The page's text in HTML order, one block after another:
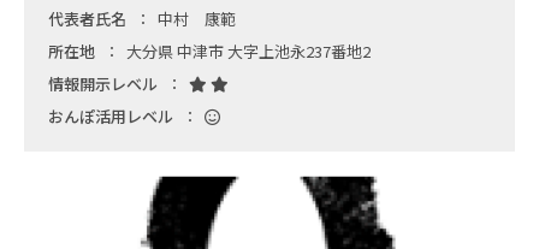
代表者氏名
中村 康範
所在地
大分県 中津市 大字上池永237番地2
情報開示レベル
おんぽ活用レベル